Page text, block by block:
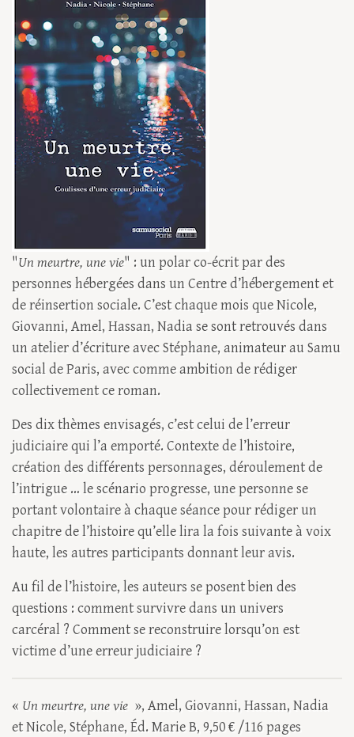
"Un meurtre, une vie" : un polar co-écrit par des
personnes hébergées dans un Centre d’hébergement et
de réinsertion sociale. C’est chaque mois que Nicole,
Giovanni, Amel, Hassan, Nadia se sont retrouvés dans
un atelier d’écriture avec Stéphane, animateur au Samu
social de Paris, avec comme ambition de rédiger
collectivement ce roman.
Des dix thèmes envisagés, c’est celui de l’erreur
judiciaire qui l’a emporté. Contexte de l’histoire,
création des différents personnages, déroulement de
l’intrigue … le scénario progresse, une personne se
portant volontaire à chaque séance pour rédiger un
chapitre de l’histoire qu’elle lira la fois suivante à voix
haute, les autres participants donnant leur avis.
Au fil de l’histoire, les auteurs se posent bien des
questions : comment survivre dans un univers
carcéral ? Comment se reconstruire lorsqu’on est
victime d’une erreur judiciaire ?
« Un meurtre, une vie », Amel, Giovanni, Hassan, Nadia
et Nicole, Stéphane, Éd. Marie B, 9,50 € /116 pages